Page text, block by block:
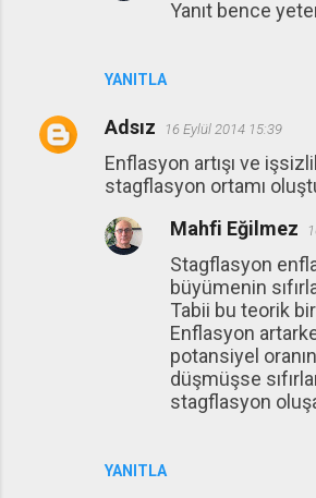
YANITLA
Yanıt bence
Adsız 16 Eylül 2014 15:39
Enflasyon artışı ve
stagflasyon ortamı
YANITLA
Mahfi Eğilmez
Stagflasyon
büyümenin
Tabii bu teorik
Enflasyon
potansiyel
düşmüşse
stagflasyon